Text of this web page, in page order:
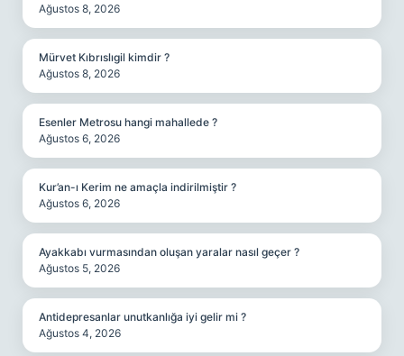
Ağustos 8, 2026
Mürvet Kıbrıslıgil kimdir ?
Ağustos 8, 2026
Esenler Metrosu hangi mahallede ?
Ağustos 6, 2026
Kur’an-ı Kerim ne amaçla indirilmiştir ?
Ağustos 6, 2026
Ayakkabı vurmasından oluşan yaralar nasıl geçer ?
Ağustos 5, 2026
Antidepresanlar unutkanlığa iyi gelir mi ?
Ağustos 4, 2026